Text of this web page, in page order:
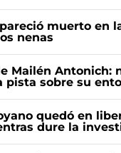
muerto en
nenas
Mailén Antonich:
pista sobre su
quedó en
dure la